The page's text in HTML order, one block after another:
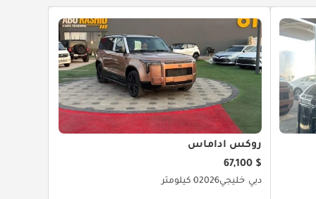
روكس أداماس
$ 67,100
دبي خليجي20260 كيلومتر